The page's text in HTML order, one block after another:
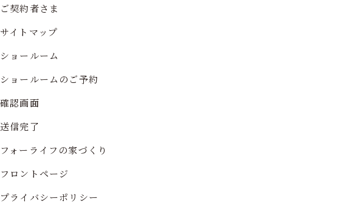
ご契約者さま
サイトマップ
ショールーム
ショールームのご予約
確認画面
送信完了
フォーライフの家づくり
フロントページ
プライバシーポリシー